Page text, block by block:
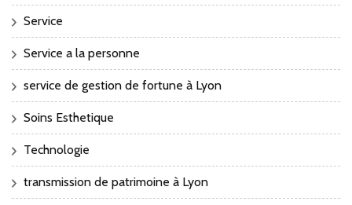
Service
Service a la personne
service de gestion de fortune à Lyon
Soins Esthetique
Technologie
transmission de patrimoine à Lyon